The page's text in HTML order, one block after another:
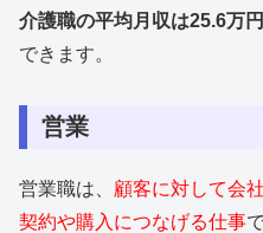
介護職の平均月収は25.6万
できます。
営業
営業職は、 顧客に対して会
契約や購入につなげる仕事